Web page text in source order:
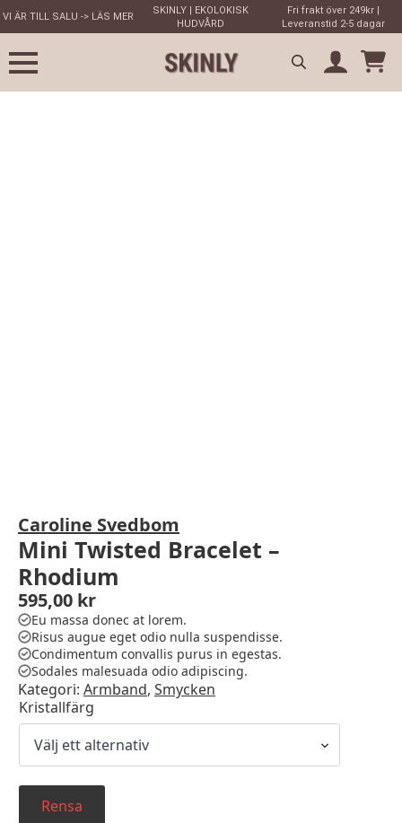
VI ÄR TILL SALU -> LÄS MER
SKINLY | EKOLOKISK
HUDVÅRD
Fri frakt över 249kr |
Leveranstid 2-5 dagar
Search
Caroline Svedbom
Mini Twisted Bracelet –
Rhodium
595,00 kr
Eu massa donec at lorem.
Risus augue eget odio nulla suspendisse.
Condimentum convallis purus in egestas.
Sodales malesuada odio adipiscing.
Kategori: Armband, Smycken
Kristallfärg
Rensa